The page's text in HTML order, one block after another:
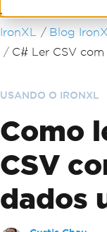
Ir para o conteúdo
IronXL Blog
C# Ler CSV
USANDO O IRONXL
Como
CSV
dados